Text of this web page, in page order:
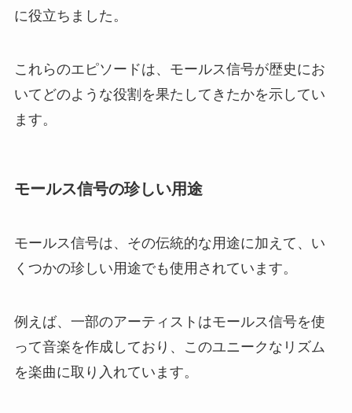
に役立ちました。
これらのエピソードは、モールス信号が歴史にお
いてどのような役割を果たしてきたかを示してい
ます。
モールス信号の珍しい用途
モールス信号は、その伝統的な用途に加えて、い
くつかの珍しい用途でも使用されています。
例えば、一部のアーティストはモールス信号を使
って音楽を作成しており、このユニークなリズム
を楽曲に取り入れています。